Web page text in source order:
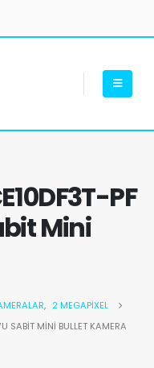
PF
Mini
, 2 MEGAPIXEL
SABIT MINI BULLET KAMERA